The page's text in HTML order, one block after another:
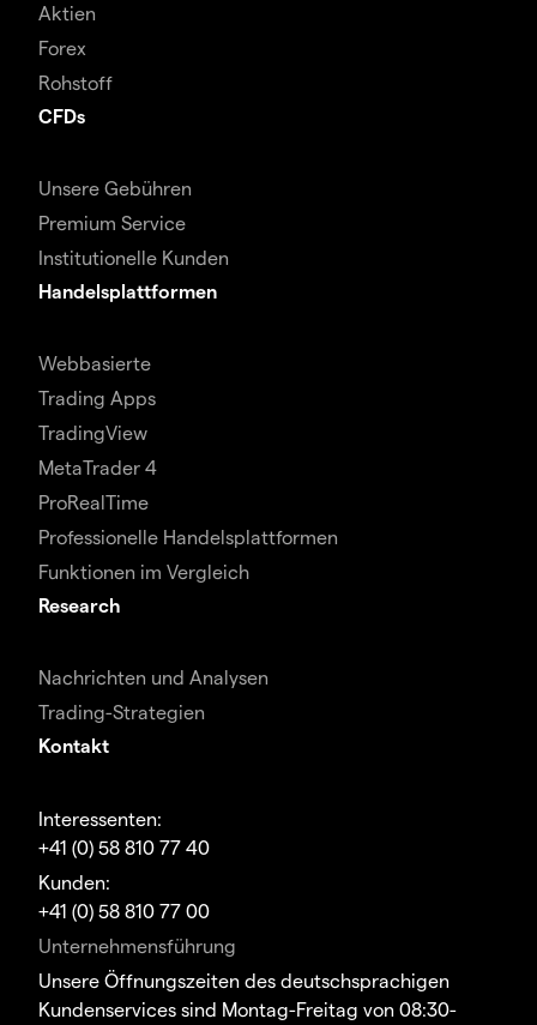
Aktien
Forex
Rohstoff
CFDs
Unsere Gebühren
Premium Service
Institutionelle Kunden
Handelsplattformen
Webbasierte
Trading Apps
TradingView
MetaTrader 4
ProRealTime
Professionelle Handelsplattformen
Funktionen im Vergleich
Research
Nachrichten und Analysen
Trading-Strategien
Kontakt
Interessenten:
+41 (0) 58 810 77 40
Kunden:
+41 (0) 58 810 77 00
Unternehmensführung
Unsere Öffnungszeiten des deutschsprachigen
Kundenservices sind Montag-Freitag von 08:30-